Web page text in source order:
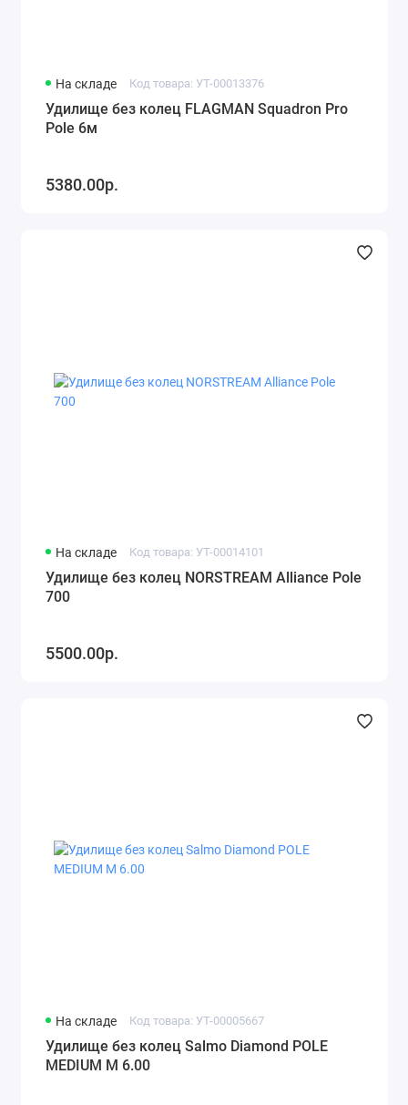
На складе Код товара: УТ-00013376
Удилище без колец FLAGMAN Squadron Pro
Pole 6м
5380.00р.
На складе Код товара: УТ-00014101
Удилище без колец NORSTREAM Alliance Pole
700
5500.00р.
На складе Код товара: УТ-00005667
Удилище без колец Salmo Diamond POLE
MEDIUM M 6.00